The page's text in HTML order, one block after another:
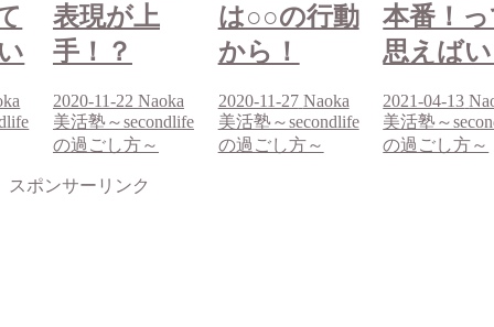
表現が上
手！？
2020-11-22 Naoka
美活塾～secondlife
の過ごし方～
は○○の行動
から！
2020-11-27 Naoka
美活塾～secondlife
の過ごし方～
本番！
思えば
2021-04-13
美活塾～
の過ごし方～
スポンサーリンク